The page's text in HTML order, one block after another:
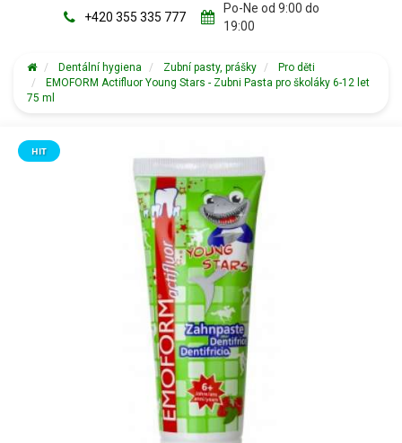
+420 355 335 777
Po-Ne od 9:00 do
19:00
Dentální hygiena Zubní pasty, prášky
Pro děti
EMOFORM Actifluor Young Stars - Zubni Pasta pro školáky 6-12 let
75 ml
HIT